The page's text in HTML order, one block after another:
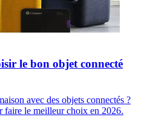
le bon objet connecté
avec des objets connectés ?
faire le meilleur choix en 2026.